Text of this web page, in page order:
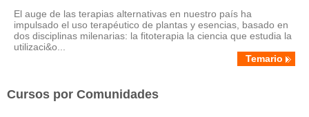
El auge de las terapias alternativas en nuestro paí­s ha
impulsado el uso terapéutico de plantas y esencias, basado en
dos disciplinas milenarias: la fitoterapia la ciencia que estudia la
utilizaci&o...
Temario
Cursos por Comunidades